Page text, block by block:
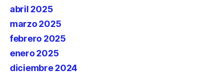
abril 2025
marzo 2025
febrero 2025
enero 2025
diciembre 2024